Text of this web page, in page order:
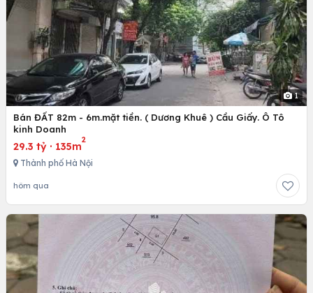
1
Bán ĐẤT 82m - 6m.mặt tiền. ( Dương Khuê ) Cầu Giấy. Ô Tô
kinh Doanh
29.3 tỷ · 135m
2
Thành phố Hà Nội
hôm qua